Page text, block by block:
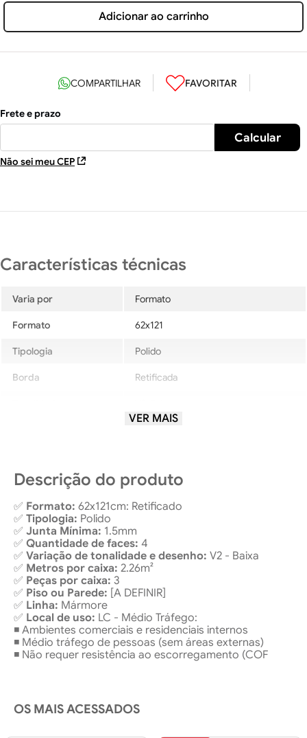
Adicionar ao carrinho
Não sei meu CEP
Varia por Formato
Formato 62x121
Tipologia Polido
Borda Retificada
VER MAIS
Descrição do produto
✅ Formato: 62x121cm: Retificado
✅ Tipologia: Polido
✅ Junta Mínima: 1.5mm
✅ Quantidade de faces: 4
✅ Variação de tonalidade e desenho: V2 - Baixa
✅ Metros por caixa: 2.26m²
✅ Peças por caixa: 3
✅ Piso ou Parede: [A DEFINIR]
✅ Linha: Mármore
✅ Local de uso: LC - Médio Tráfego:
◾ Ambientes comerciais e residenciais internos
◾ Médio tráfego de pessoas (sem áreas externas)
◾ Não requer resistência ao escorregamento (COF
OS MAIS ACESSADOS